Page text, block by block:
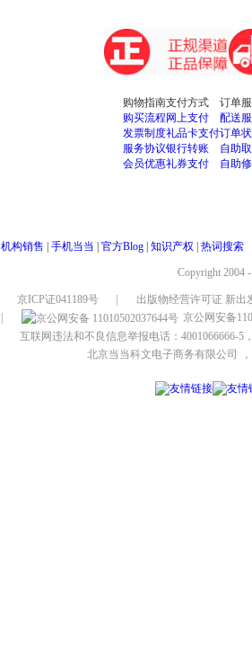
购物指南
购买流程
发票制度
服务协议
会员优惠
支付方式
网上支付
礼品卡支付
银行转账
礼券支付
订单
配送
订单
自助
自助
机构销售 手机当当 官方Blog 知识产权 热词搜索
Copyright 2004
京ICP证041189号
出版物经营许可证 新出
京公网安备
互联网违法和不良信息举报电话：4001066666-5
北京当当科文电子商务有限公司